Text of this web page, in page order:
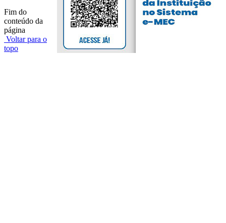
Fim do
conteúdo da
página
Voltar para o
topo